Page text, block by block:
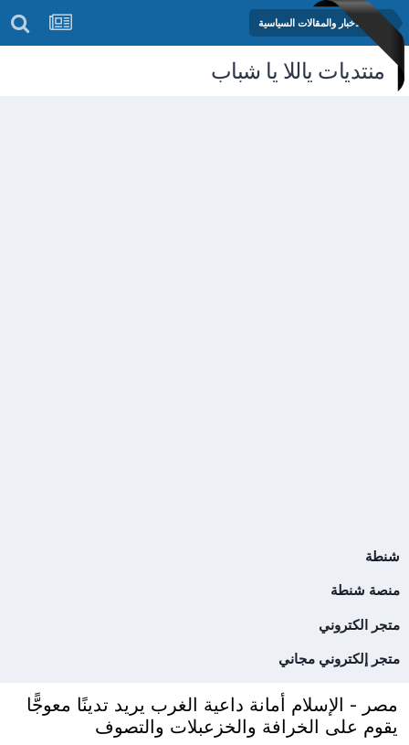
منتدى الأخبار والمقالات السياسية
منتديات ياللا يا شباب
شنطة
منصة شنطة
متجر الكتروني
متجر إلكتروني مجاني
مصر - الإسلام أمانة داعية الغرب يريد تدينًا معوجًّا
يقوم على الخرافة والخزعبلات والتصوف